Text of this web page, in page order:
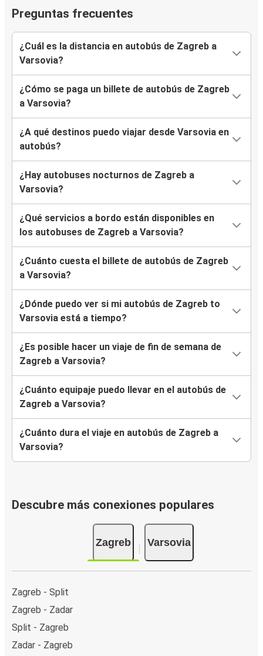
Preguntas frecuentes
¿Cuál es la distancia en autobús de Zagreb a
Varsovia?
¿Cómo se paga un billete de autobús de Zagreb
a Varsovia?
¿A qué destinos puedo viajar desde Varsovia en
autobús?
¿Hay autobuses nocturnos de Zagreb a
Varsovia?
¿Qué servicios a bordo están disponibles en
los autobuses de Zagreb a Varsovia?
¿Cuánto cuesta el billete de autobús de Zagreb
a Varsovia?
¿Dónde puedo ver si mi autobús de Zagreb to
Varsovia está a tiempo?
¿Es posible hacer un viaje de fin de semana de
Zagreb a Varsovia?
¿Cuánto equipaje puedo llevar en el autobús de
Zagreb a Varsovia?
¿Cuánto dura el viaje en autobús de Zagreb a
Varsovia?
Descubre más conexiones populares
Zagreb Varsovia
Zagreb - Split
Zagreb - Zadar
Split - Zagreb
Zadar - Zagreb